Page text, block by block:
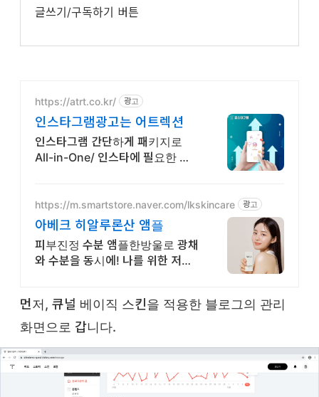
글쓰기/구독하기 버튼
https://atrt.co.kr/ 광고
인스타그램광고는 어트렉션
인스타그램 간단하게 패키지로
All-in-One/ 인스타에 필요한 모
https://m.smartstore.naver.com/lkskincare 광고
아베크 히알루론산 앰플
피부진정 수분 앰플한방울로 광채
와 수분을 동시에! 나를 위한 저자
먼저, 큐널 베이직 스킨을 적용한 블로그의 관리
화면으로 갑니다.